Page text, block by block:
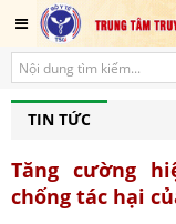
TIN TỨC
Tăng cường
chống tác hại